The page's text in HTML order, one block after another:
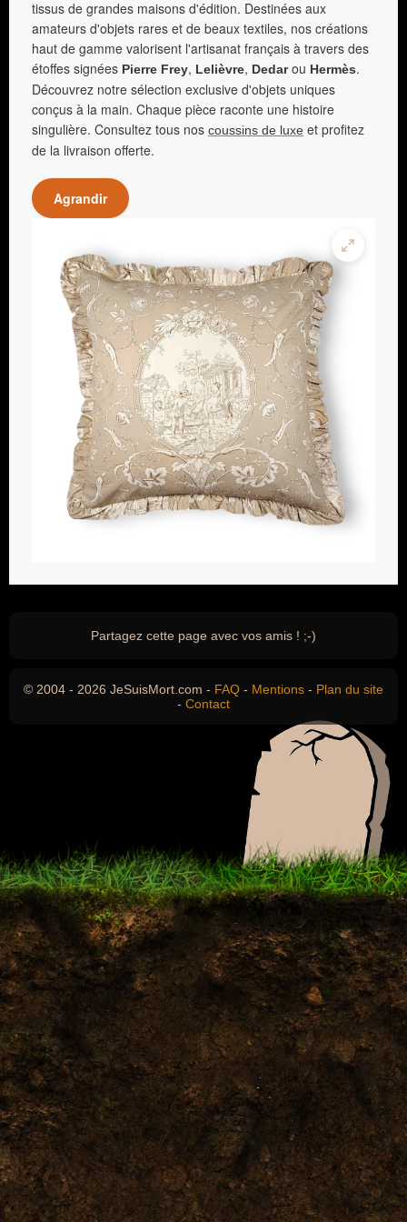
tissus de grandes maisons d'édition. Destinées aux
amateurs d'objets rares et de beaux textiles, nos créations
haut de gamme valorisent l'artisanat français à travers des
étoffes signées Pierre Frey, Lelièvre, Dedarou Hermès.
Découvrez notre sélection exclusive d'objets uniques
conçus à la main. Chaque pièce raconte une histoire
singulière. Consultez tous nos coussins de luxe et profitez
de la livraison offerte.
Agrandir
Partagez cette page avec vos amis ! ;-)
© 2004 - 2026 JeSuisMort.com - FAQ - Mentions - Plan du site
- Contact